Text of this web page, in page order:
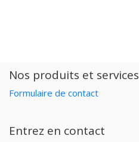
Nos produits et services
Formulaire de contact
Entrez en contact